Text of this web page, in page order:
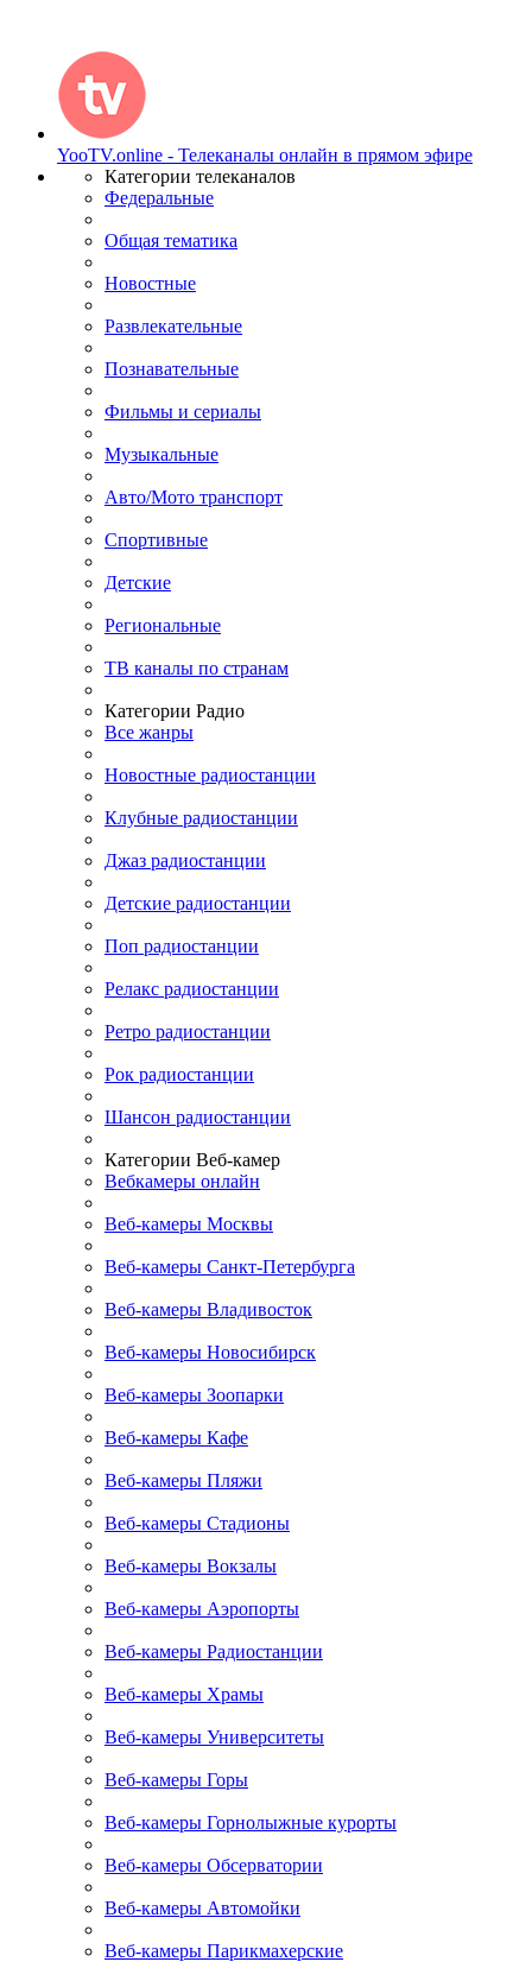
YooTV.online - Телеканалы онлайн в прямом эфире
Категории телеканалов
Федеральные
Общая тематика
Новостные
Развлекательные
Познавательные
Фильмы и сериалы
Музыкальные
Авто/Мото транспорт
Спортивные
Детские
Региональные
ТВ каналы по странам
Категории Радио
Все жанры
Новостные радиостанции
Клубные радиостанции
Джаз радиостанции
Детские радиостанции
Поп радиостанции
Релакс радиостанции
Ретро радиостанции
Рок радиостанции
Шансон радиостанции
Категории Веб-камер
Вебкамеры онлайн
Веб-камеры Москвы
Веб-камеры Санкт-Петербурга
Веб-камеры Владивосток
Веб-камеры Новосибирск
Веб-камеры Зоопарки
Веб-камеры Кафе
Веб-камеры Пляжи
Веб-камеры Стадионы
Веб-камеры Вокзалы
Веб-камеры Аэропорты
Веб-камеры Радиостанции
Веб-камеры Храмы
Веб-камеры Университеты
Веб-камеры Горы
Веб-камеры Горнолыжные курорты
Веб-камеры Обсерватории
Веб-камеры Автомойки
Веб-камеры Парикмахерские